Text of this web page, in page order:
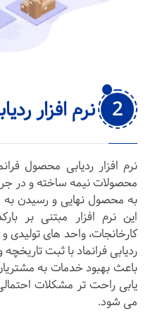
2 نرم افزار
نرم افزار ردیابی محصول
محصولات نیمه ساخته و در
به محصول نهایی و رسیدن
این نرم افزار مبتنی بر
کارخانجات، واحد های تولیدی
ردیابی فرانماد با ثبت
باعث بهبود خدمات به
یابی راحت تر مشکلات
می شود.